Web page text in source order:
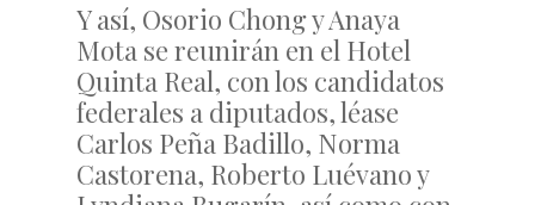
Y así, Osorio Chong y Anaya
Mota se reunirán en el Hotel
Quinta Real, con los candidatos
federales a diputados, léase
Carlos Peña Badillo, Norma
Castorena, Roberto Luévano y